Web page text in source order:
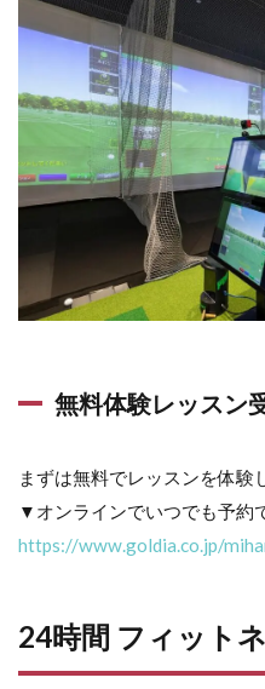
無料体験レッスン
まずは無料でレッスンを体験
▼オンラインでいつでも予約
https://www.goldia.co.jp/
24時間 フィット